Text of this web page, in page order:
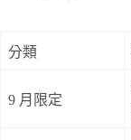
分類
9 月限定